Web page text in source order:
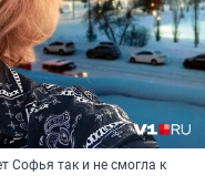
Софья так и не смогла к